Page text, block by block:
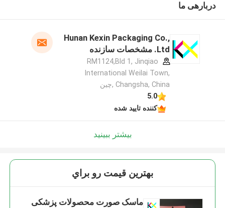
دربارهی ما
Hunan Kexin Packaging Co.,
Ltd. مشخصات سازنده
RM1124,Bld 1, Jinqiao
International Weilai Town,
Changsha, China ,چین
5.0
کننده تایید شده
بیشتر ببینید
بهترين قيمت رو براي
ماسک صورت محصولات پزشکی